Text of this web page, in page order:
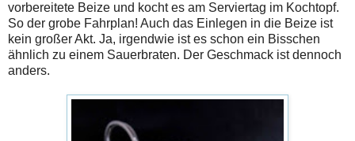
vorbereitete Beize und kocht es am Serviertag im Kochtopf.
So der grobe Fahrplan! Auch das Einlegen in die Beize ist
kein großer Akt. Ja, irgendwie ist es schon ein Bisschen
ähnlich zu einem Sauerbraten. Der Geschmack ist dennoch
anders.